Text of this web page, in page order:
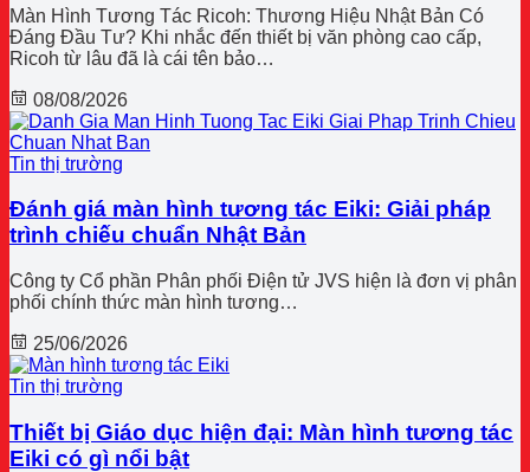
Màn Hình Tương Tác Ricoh: Thương Hiệu Nhật Bản Có
Đáng Đầu Tư? Khi nhắc đến thiết bị văn phòng cao cấp,
Ricoh từ lâu đã là cái tên bảo…
08/08/2026
Tin thị trường
Đánh giá màn hình tương tác Eiki: Giải pháp
trình chiếu chuẩn Nhật Bản
Công ty Cổ phần Phân phối Điện tử JVS hiện là đơn vị phân
phối chính thức màn hình tương…
25/06/2026
Tin thị trường
Thiết bị Giáo dục hiện đại: Màn hình tương tác
Eiki có gì nổi bật